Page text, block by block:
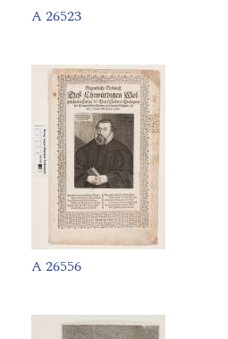
A 26523
A 26556